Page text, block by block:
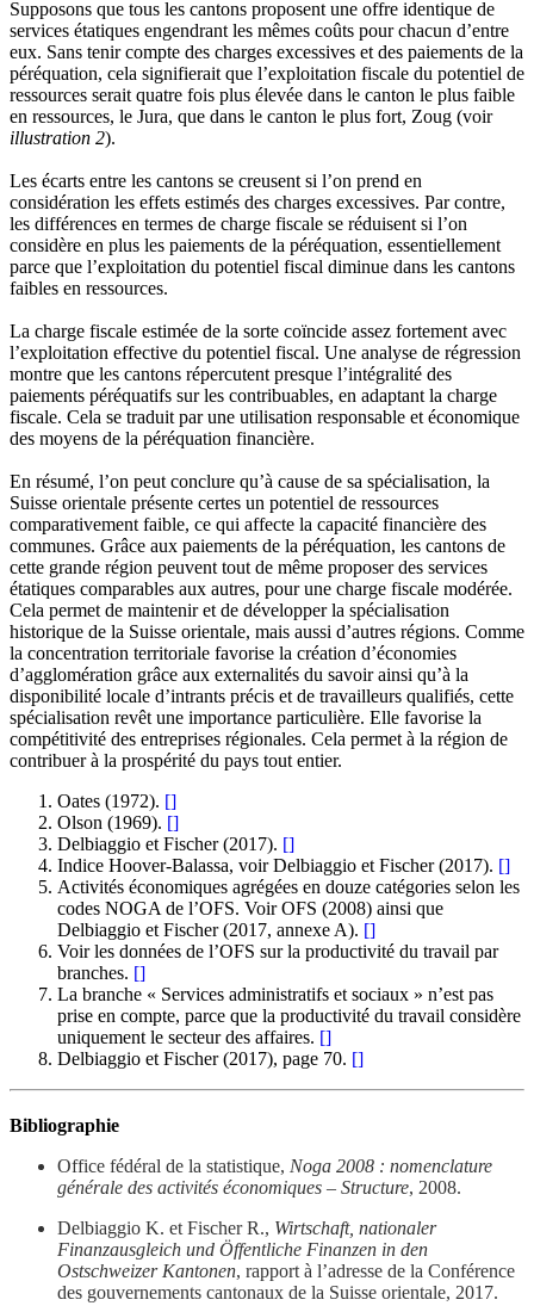
Supposons que tous les cantons proposent une offre identique de
services étatiques engendrant les mêmes coûts pour chacun d’entre
eux. Sans tenir compte des charges excessives et des paiements de la
péréquation, cela signifierait que l’exploitation fiscale du potentiel de
ressources serait quatre fois plus élevée dans le canton le plus faible
en ressources, le Jura, que dans le canton le plus fort, Zoug (voir
illustration 2).
Les écarts entre les cantons se creusent si l’on prend en
considération les effets estimés des charges excessives. Par contre,
les différences en termes de charge fiscale se réduisent si l’on
considère en plus les paiements de la péréquation, essentiellement
parce que l’exploitation du potentiel fiscal diminue dans les cantons
faibles en ressources.
La charge fiscale estimée de la sorte coïncide assez fortement avec
l’exploitation effective du potentiel fiscal. Une analyse de régression
montre que les cantons répercutent presque l’intégralité des
paiements péréquatifs sur les contribuables, en adaptant la charge
fiscale. Cela se traduit par une utilisation responsable et économique
des moyens de la péréquation financière.
En résumé, l’on peut conclure qu’à cause de sa spécialisation, la
Suisse orientale présente certes un potentiel de ressources
comparativement faible, ce qui affecte la capacité financière des
communes. Grâce aux paiements de la péréquation, les cantons de
cette grande région peuvent tout de même proposer des services
étatiques comparables aux autres, pour une charge fiscale modérée.
Cela permet de maintenir et de développer la spécialisation
historique de la Suisse orientale, mais aussi d’autres régions. Comme
la concentration territoriale favorise la création d’économies
d’agglomération grâce aux externalités du savoir ainsi qu’à la
disponibilité locale d’intrants précis et de travailleurs qualifiés, cette
spécialisation revêt une importance particulière. Elle favorise la
compétitivité des entreprises régionales. Cela permet à la région de
contribuer à la prospérité du pays tout entier.
Oates (1972). []
Olson (1969). []
Delbiaggio et Fischer (2017). []
Indice Hoover-Balassa, voir Delbiaggio et Fischer (2017). []
Activités économiques agrégées en douze catégories selon les
codes NOGA de l’OFS. Voir OFS (2008) ainsi que
Delbiaggio et Fischer (2017, annexe A). []
Voir les données de l’OFS sur la productivité du travail par
branches. []
La branche « Services administratifs et sociaux » n’est pas
prise en compte, parce que la productivité du travail considère
uniquement le secteur des affaires. []
Delbiaggio et Fischer (2017), page 70. []
Bibliographie
Office fédéral de la statistique, Noga 2008 : nomenclature
générale des activités économiques – Structure, 2008.
Delbiaggio K. et Fischer R., Wirtschaft, nationaler
Finanzausgleich und Öffentliche Finanzen in den
Ostschweizer Kantonen, rapport à l’adresse de la Conférence
des gouvernements cantonaux de la Suisse orientale, 2017.